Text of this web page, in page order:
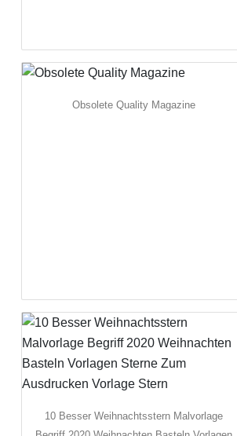
Obsolete Quality Magazine
10 Besser Weihnachtsstern Malvorlage